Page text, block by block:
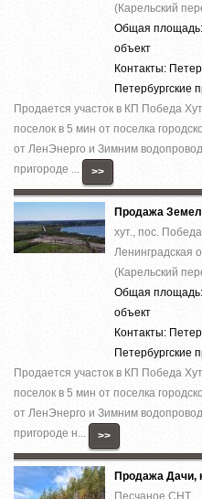
(Карельский
Общая
объект
Контакты:
Петербургские
Продается участок в КП Победа
поселок в 5 мин от поселка
от ЛенЭнерго и Зимним
пригороде ...
>>
Продажа
хут., пос. Победа
Ленинградская
(Карельский
Общая
объект
Контакты:
Петербургские
Продается участок в КП Победа
поселок в 5 мин от поселка
от ЛенЭнерго и Зимним
пригороде н...
>>
Продажа Дачи,
Песчаное СНТ